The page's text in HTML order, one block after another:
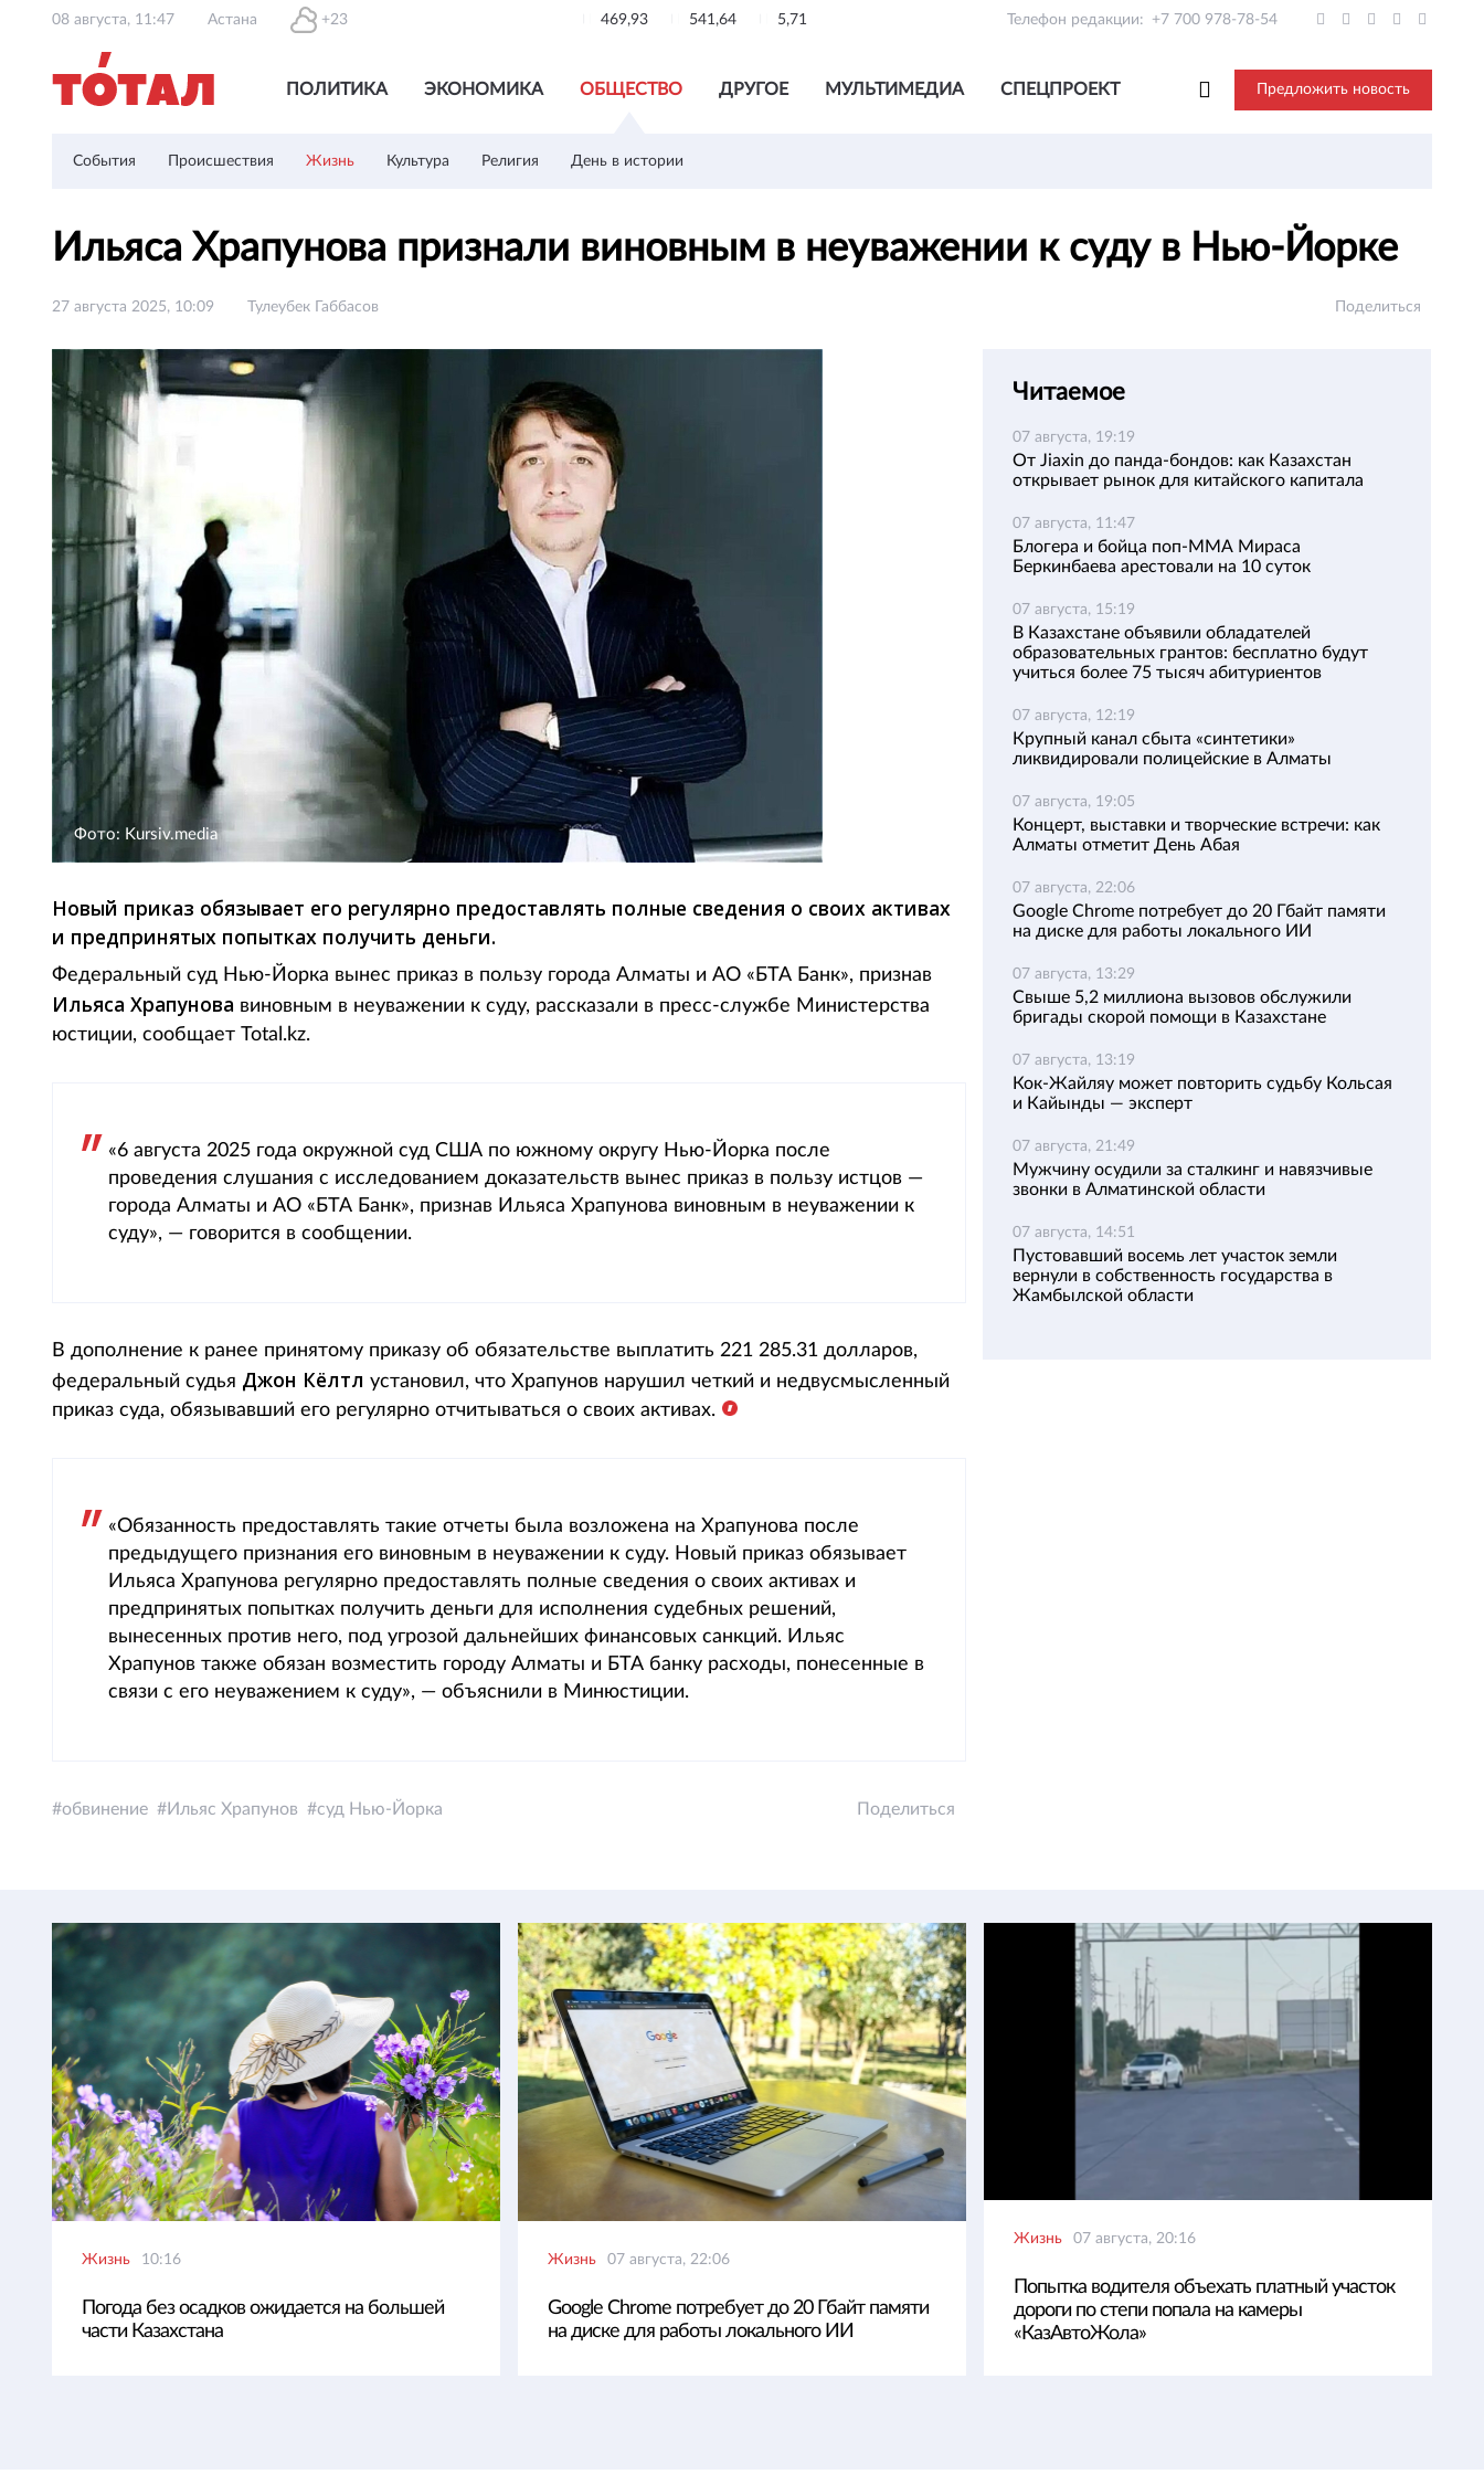
08 августа, 11:47 Астана +23 469,93 541,64 5,71 Телефон редакции: +7 700 978-78-54
ПОЛИТИКА ЭКОНОМИКА ОБЩЕСТВО ДРУГОЕ МУЛЬТИМЕДИА СПЕЦПРОЕКТ Предложить новость
События Происшествия Жизнь Культура Религия День в истории
Ильяса Храпунова признали виновным в неуважении к суду в Нью-Йорке
27 августа 2025, 10:09 Тулеубек Габбасов Поделиться
Фото: Kursiv.media
Новый приказ обязывает его регулярно предоставлять полные сведения о своих активах
и предпринятых попытках получить деньги.
Федеральный суд Нью-Йорка вынес приказ в пользу города Алматы и АО «БТА Банк», признав
Ильяса Храпунова виновным в неуважении к суду, рассказали в пресс-службе Министерства
юстиции, сообщает Total.kz.
«6 августа 2025 года окружной суд США по южному округу Нью-Йорка после
проведения слушания с исследованием доказательств вынес приказ в пользу истцов —
города Алматы и АО «БТА Банк», признав Ильяса Храпунова виновным в неуважении к
суду», — говорится в сообщении.
В дополнение к ранее принятому приказу об обязательстве выплатить 221 285.31 долларов,
федеральный судья Джон Кёлтл установил, что Храпунов нарушил четкий и недвусмысленный
приказ суда, обязывавший его регулярно отчитываться о своих активах.
«Обязанность предоставлять такие отчеты была возложена на Храпунова после
предыдущего признания его виновным в неуважении к суду. Новый приказ обязывает
Ильяса Храпунова регулярно предоставлять полные сведения о своих активах и
предпринятых попытках получить деньги для исполнения судебных решений,
вынесенных против него, под угрозой дальнейших финансовых санкций. Ильяс
Храпунов также обязан возместить городу Алматы и БТА банку расходы, понесенные в
связи с его неуважением к суду», — объяснили в Минюстиции.
обвинение Ильяс Храпунов суд Нью-Йорка Поделиться
Читаемое
07 августа, 19:19
От Jiaxin до панда-бондов: как Казахстан
открывает рынок для китайского капитала
07 августа, 11:47
Блогера и бойца поп-ММА Мираса
Беркинбаева арестовали на 10 суток
07 августа, 15:19
В Казахстане объявили обладателей
образовательных грантов: бесплатно будут
учиться более 75 тысяч абитуриентов
07 августа, 12:19
Крупный канал сбыта «синтетики»
ликвидировали полицейские в Алматы
07 августа, 19:05
Концерт, выставки и творческие встречи: как
Алматы отметит День Абая
07 августа, 22:06
Google Chrome потребует до 20 Гбайт памяти
на диске для работы локального ИИ
07 августа, 13:29
Свыше 5,2 миллиона вызовов обслужили
бригады скорой помощи в Казахстане
07 августа, 13:19
Кок-Жайляу может повторить судьбу Кольсая
и Кайынды — эксперт
07 августа, 21:49
Мужчину осудили за сталкинг и навязчивые
звонки в Алматинской области
07 августа, 14:51
Пустовавший восемь лет участок земли
вернули в собственность государства в
Жамбылской области
Жизнь 10:16
Погода без осадков ожидается на большей
части Казахстана
Жизнь 07 августа, 22:06
Google Chrome потребует до 20 Гбайт памяти
на диске для работы локального ИИ
Жизнь 07 августа, 20:16
Попытка водителя объехать платный участок
дороги по степи попала на камеры
«КазАвтоЖола»